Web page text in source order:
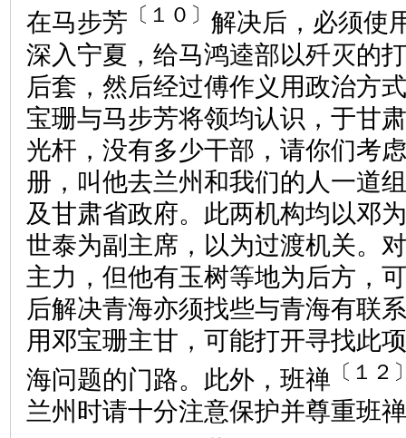
在马步芳 〔１０〕 解决后，必须使
深入宁夏，给马鸿逵部以歼灭的
后套，然后经过傅作义用政治方
宝珊与马步芳将领均认识，于甘
光杆，没有多少干部，请你们考
册，叫他去兰州和我们的人一道
及甘肃省政府。此两机构均以邓
世泰为副主席，以为过渡机关。
主力，但他有玉树等地为后方，
后解决青海亦须找些与青海有联
用邓宝珊主甘，可能打开寻找此
海问题的门路。此外，班禅 〔１２
兰州时请十分注意保护并尊重班